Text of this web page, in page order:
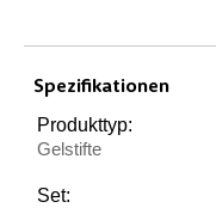
Spezifikationen
Produkttyp:
Gelstifte
Set: